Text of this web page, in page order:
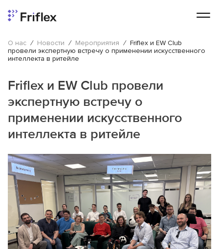
О нас / Новости / Мероприятия / Friflex и EW Club
провели экспертную встречу о применении искусственного
интеллекта в ритейле
Friflex и EW Club провели
экспертную встречу о
применении искусственного
интеллекта в ритейле